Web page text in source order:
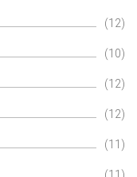
(12)
(10)
(12)
(12)
(11)
(11)